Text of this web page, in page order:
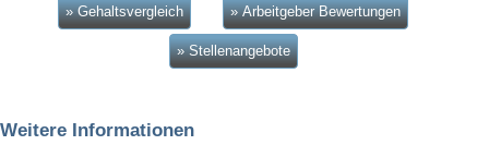
» Gehaltsvergleich » Arbeitgeber Bewertungen
» Stellenangebote
Weitere Informationen